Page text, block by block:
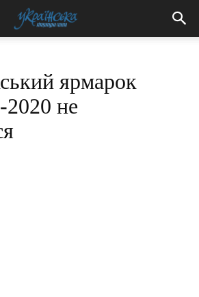
ярмарок
не